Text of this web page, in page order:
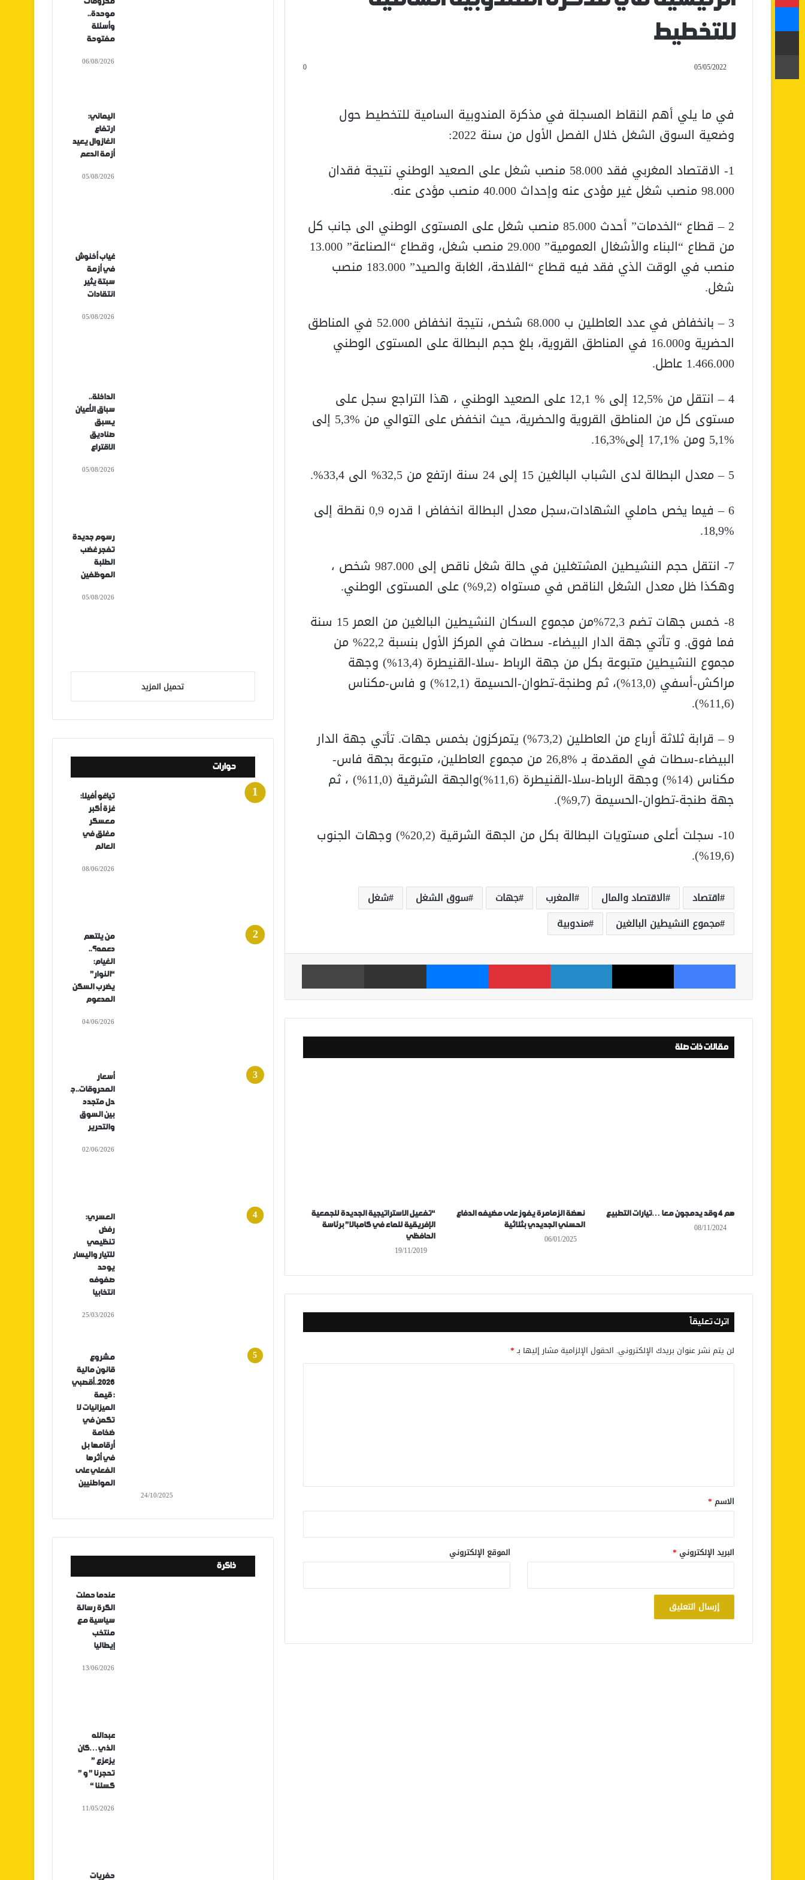
للتخطيط
05/05/2022
0
في ما يلي أهم النقاط المسجلة في مذكرة المندوبية السامية للتخطيط حول
وضعية السوق الشغل خلال الفصل الأول من سنة 2022:
1- الاقتصاد المغربي فقد 58.000 منصب شغل على الصعيد الوطني نتيجة فقدان
98.000 منصب شغل غير مؤدى عنه وإحداث 40.000 منصب مؤدى عنه.
2 – قطاع “الخدمات” أحدث 85.000 منصب شغل على المستوى الوطني الى جانب كل
من قطاع “البناء والأشغال العمومية” 29.000 منصب شغل، وقطاع “الصناعة” 13.000
منصب في الوقت الذي فقد فيه قطاع “الفلاحة، الغابة والصيد” 183.000 منصب
شغل.
3 – بانخفاض في عدد العاطلين ب 68.000 شخص، نتيجة انخفاض 52.000 في المناطق
الحضرية و16.000 في المناطق القروية، بلغ حجم البطالة على المستوى الوطني
1.466.000 عاطل.
4 – انتقل من %12,5 إلى % 12,1 على الصعيد الوطني ، هذا التراجع سجل على
مستوى كل من المناطق القروية والحضرية، حيث انخفض على التوالي من %5,3 إلى
%5,1 ومن %17,1 إلى%16,3.
5 – معدل البطالة لدى الشباب البالغين 15 إلى 24 سنة ارتفع من 32,5% الى 33,4%.
6 – فيما يخص حاملي الشهادات،سجل معدل البطالة انخفاض ا قدره 0,9 نقطة إلى
%18,9.
7- انتقل حجم النشيطين المشتغلين في حالة شغل ناقص إلى 987.000 شخص ،
وهكذا ظل معدل الشغل الناقص في مستواه (9,2%) على المستوى الوطني.
8- خمس جهات تضم 72,3%من مجموع السكان النشيطين البالغين من العمر 15 سنة
فما فوق. و تأتي جهة الدار البيضاء- سطات في المركز الأول بنسبة 22,2% من
مجموع النشيطين متبوعة بكل من جهة الرباط -سلا-القنيطرة (13,4%) وجهة
مراكش-أسفي (13,0%)، ثم وطنجة-تطوان-الحسيمة (12,1%) و فاس-مكناس
(11,6%).
9 – قرابة ثلاثة أرباع من العاطلين (73,2%) يتمركزون بخمس جهات. تأتي جهة الدار
البيضاء-سطات في المقدمة بـ %26,8 من مجموع العاطلين، متبوعة بجهة فاس-
مكناس (14%) وجهة الرباط-سلا-القنيطرة (11,6%)والجهة الشرقية (11,0%) ، ثم
جهة طنجة-تطوان-الحسيمة (9,7%).
10- سجلت أعلى مستويات البطالة بكل من الجهة الشرقية (20,2%) وجهات الجنوب
(19,6%).
اقتصاد الاقتصاد والمال المغرب جهات سوق الشغل
شغل
مجموع النشيطين البالغين
مندوبية
فيسبوك ‫X لينكدإن بينتيريست ماسنجر مشاركة عبر البريد
مقالات ذات صلة
هم 4 وقد يدمجون معا …تيارات التطبيع
08/11/2024
نهضة الزمامرة يفوز على مضيفه الدفاع
الحسني الجديدي بثلاثية
06/01/2025
“تفعيل الاستراتيجية الجديدة للجمعية
الإفريقية للماء في كامبالا” برئاسة
الحافظي
19/11/2019
اترك تعليقاً
لن يتم نشر عنوان بريدك الإلكتروني. الحقول الإلزامية مشار إليها بـ*
*
الاسم *
البريد الإلكتروني * الموقع الإلكتروني
موحدة..
وأسئلة
مفتوحة
06/08/2026
اليماني:
ارتفاع
الغازوال يعيد
أزمة الدعم
05/08/2026
غياب أخنوش
في أزمة
سبتة يثير
انتقادات
05/08/2026
الداخلة..
سباق الأعيان
يسبق
صناديق
الاقتراع
05/08/2026
رسوم جديدة
تفجر غضب
الطلبة
الموظفين
05/08/2026
تحميل المزيد
حوارات
تياغو أفيلا:
غزة أكبر
معسكر
مغلق في
العالم
08/06/2026
من يلتهم
دعمه؟..
الغيام:
“النوار”
يضرب السكن
المدعوم
04/06/2026
أسعار
المحروقات..ج
دل متجدد
بين السوق
والتحرير
02/06/2026
العسري:
رفض
تنظيمي
للتيار واليسار
يوحد
صفوفه
انتخابيا
25/03/2026
مشروع
قانون مالية
2026..أقصبي
: قيمة
الميزانيات لا
تكمن في
ضخامة
أرقامها بل
في أثرها
الفعلي على
المواطنيين
24/10/2025
ذاكرة
عندما حملت
الكرة رسالة
سياسية مع
منتخب
إيطاليا
13/06/2026
عبدالله
الذي…كان
يزعزع ”
تحجرنا ” و ”
كسلنا “
11/05/2026
حفريات